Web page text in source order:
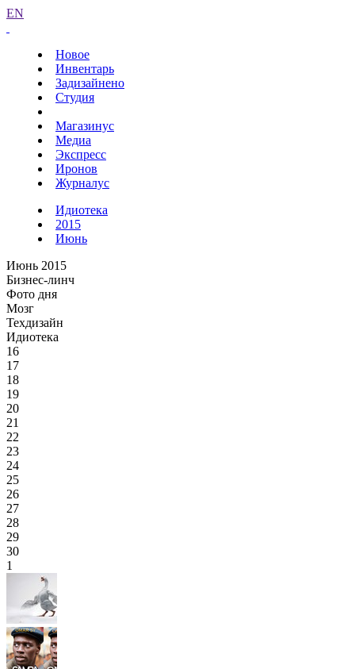
EN
Новое
Инвентарь
Задизайнено
Студия
Магазинус
Медиа
Экспресс
Иронов
Журналус
Идиотека
2015
Июнь
Июнь 2015
Бизнес-линч
Фото дня
Мозг
Техдизайн
Идиотека
16
17
18
19
20
21
22
23
24
25
26
27
28
29
30
1